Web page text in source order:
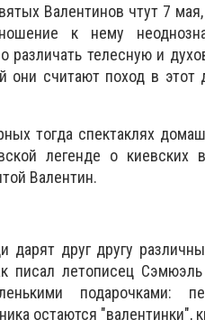
Валентинов чтут 7
к нему
различать телесную и
они считают поход в
тогда спектаклях
легенде о киевских
Валентин.
друг другу
писал летописец
подарочками:
остаются "валентинки",